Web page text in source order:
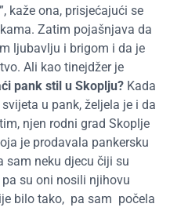
kaže ona, prisjećajući se
Zatim pojašnjava da
ljubavlju i brigom i da je
Ali kao tinejdžer je
pank stil u Skoplju? Kada
u pank, željela je i da
njen rodni grad Skoplje
je prodavala pankersku
sam neku djecu čiji su
su oni nosili njihovu
bilo tako, pa sam počela